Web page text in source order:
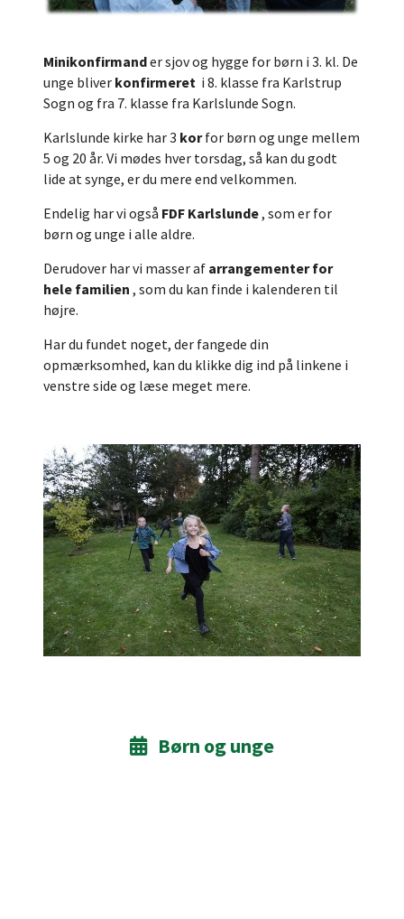
Minikonfirmander sjov og hygge for børn i 3. kl. De
unge bliver konfirmeret i 8. klasse fra Karlstrup
Sogn og fra 7. klasse fra Karlslunde Sogn.
Karlslunde kirke har 3 korfor børn og unge mellem
5 og 20 år. Vi mødes hver torsdag, så kan du godt
lide at synge, er du mere end velkommen.
Endelig har vi også FDF Karlslunde, som er for
børn og unge i alle aldre.
Derudover har vi masser af arrangementer for
hele familien , som du kan finde i kalenderen til
højre.
Har du fundet noget, der fangede din
opmærksomhed, kan du klikke dig ind på linkene i
venstre side og læse meget mere.
Børn og unge